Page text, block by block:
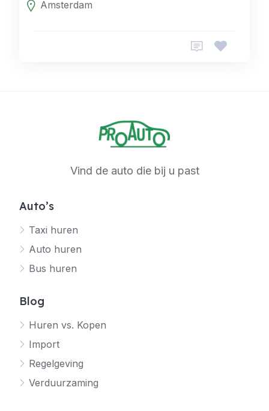
Amsterdam
Vind de auto die bij u past
Auto’s
Taxi huren
Auto huren
Bus huren
Blog
Huren vs. Kopen
Import
Regelgeving
Verduurzaming